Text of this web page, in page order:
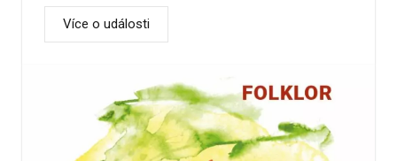
Více o události